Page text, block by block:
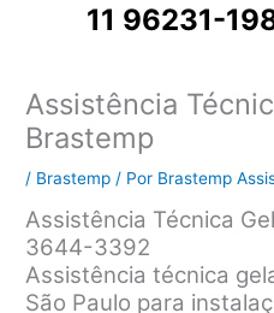
11 96231-
Assistência
Brastemp
/ Brastemp / Por Brastemp
Assistência Técnica
3644-3392
Assistência técnica
São Paulo para